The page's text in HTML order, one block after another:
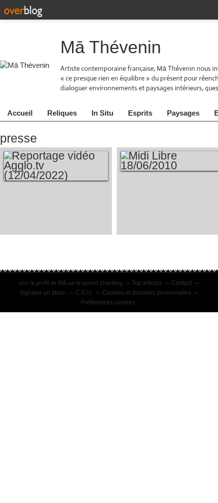
Mā Thévenin
Artiste contemporaine française, Mā Thévenin nous
« ce presque rien en équilibre » du présent pour
dialoguer environnements et paysages intérieurs,
Accueil Reliques In Situ Esprits Paysages
presse
(12/04/2022)
Voir le profil de Mā sur le portail Overblog Top articles
Contact
Signaler un abus
C.G.U.
Cookies et données personnelles
Préférences cookies